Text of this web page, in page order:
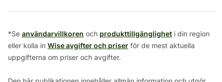
*Se användarvillkoren och produkttillgänglighet i din region
eller kolla in Wise avgifter och priser för de mest aktuella
uppgifterna om priser och avgifter.